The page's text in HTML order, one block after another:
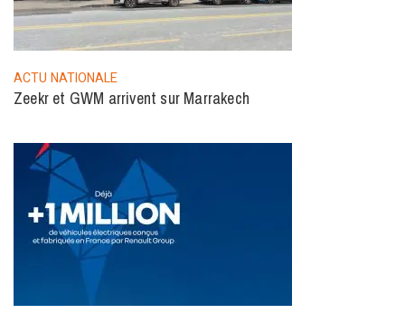
ACTU NATIONALE
Zeekr et GWM arrivent sur Marrakech